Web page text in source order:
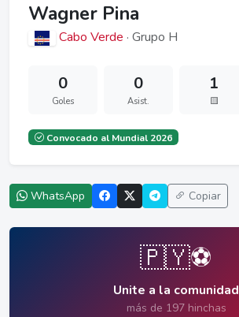
Wagner Pina
Cabo Verde · Grupo H
0
Goles
0
Asist.
1
🟨
Convocado al Mundial 2026
WhatsApp Copiar
🇵🇾⚽
Unite a la comunidad
más de 197 hinchas